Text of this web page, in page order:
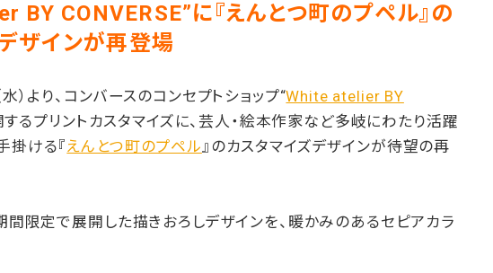
BY CONVERSE”に『えんとつ町のプペル』の
ザインが再登場
水）より、コンバースのコンセプトショップ“White atelier BY
るプリントカスタマイズに、芸人・絵本作家など多岐にわたり活躍
掛ける『えんとつ町のプペル』のカスタマイズデザインが待望の再
間限定で展開した描きおろしデザインを、暖かみのあるセピアカラ